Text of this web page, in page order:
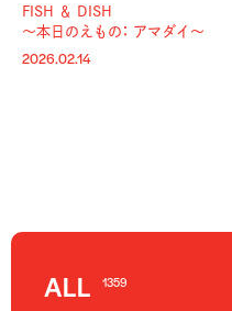
FISH ＆ DISH
〜本日のえもの： アマダイ〜
2026.02.14
ALL 1359